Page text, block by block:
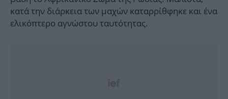
κατά την διάρκεια των μαχών καταρρίθφηκε και ένα
ελικόπτερο αγνώστου ταυτότητας.